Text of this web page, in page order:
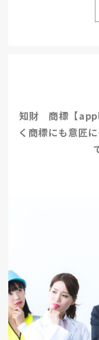
知財 商標【
く商標にも意匠